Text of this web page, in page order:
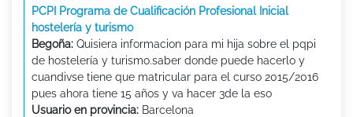
PCPI Programa de Cualificación Profesional Inicial
hostelería y turismo
Begoña: Quisiera informacion para mi hija sobre el pqpi
de hostelería y turismo.saber donde puede hacerlo y
cuandivse tiene que matricular para el curso 2015/2016
pues ahora tiene 15 años y va hacer 3de la eso
Usuario en provincia: Barcelona